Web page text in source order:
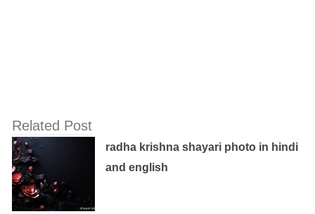
Related Post
radha krishna shayari photo in hindi
and english